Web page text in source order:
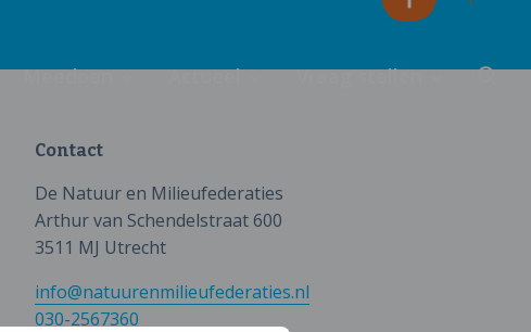
Meedoen Actueel Vraag stellen
Contact
De Natuur en Milieufederaties
Arthur van Schendelstraat 600
3511 MJ Utrecht
info@natuurenmilieufederaties.nl
030-2567360